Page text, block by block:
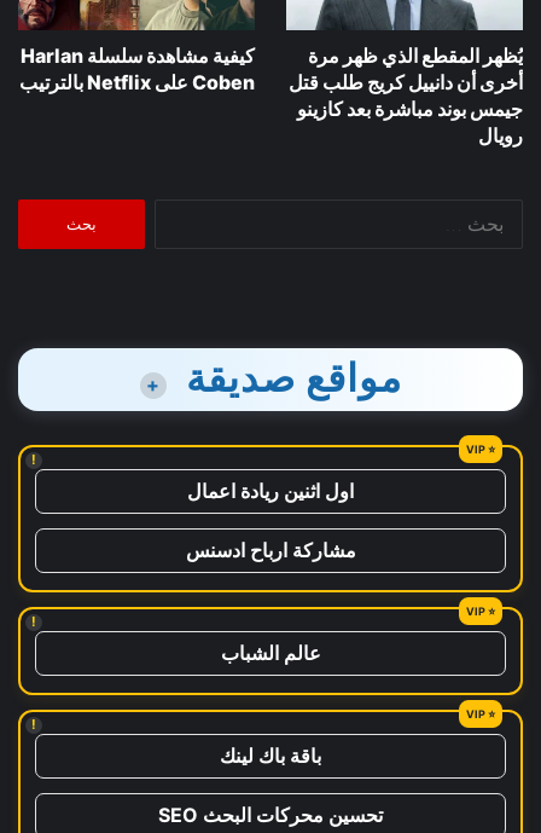
يُظهر المقطع الذي ظهر مرة
أخرى أن دانييل كريج طلب قتل
جيمس بوند مباشرة بعد كازينو
رويال
كيفية مشاهدة سلسلة Harlan
Coben على Netflix بالترتيب
مواقع صديقة +
!
اول اثنين ريادة اعمال
مشاركة ارباح ادسنس
!
عالم الشباب
!
باقة باك لينك
تحسين محركات البحث SEO